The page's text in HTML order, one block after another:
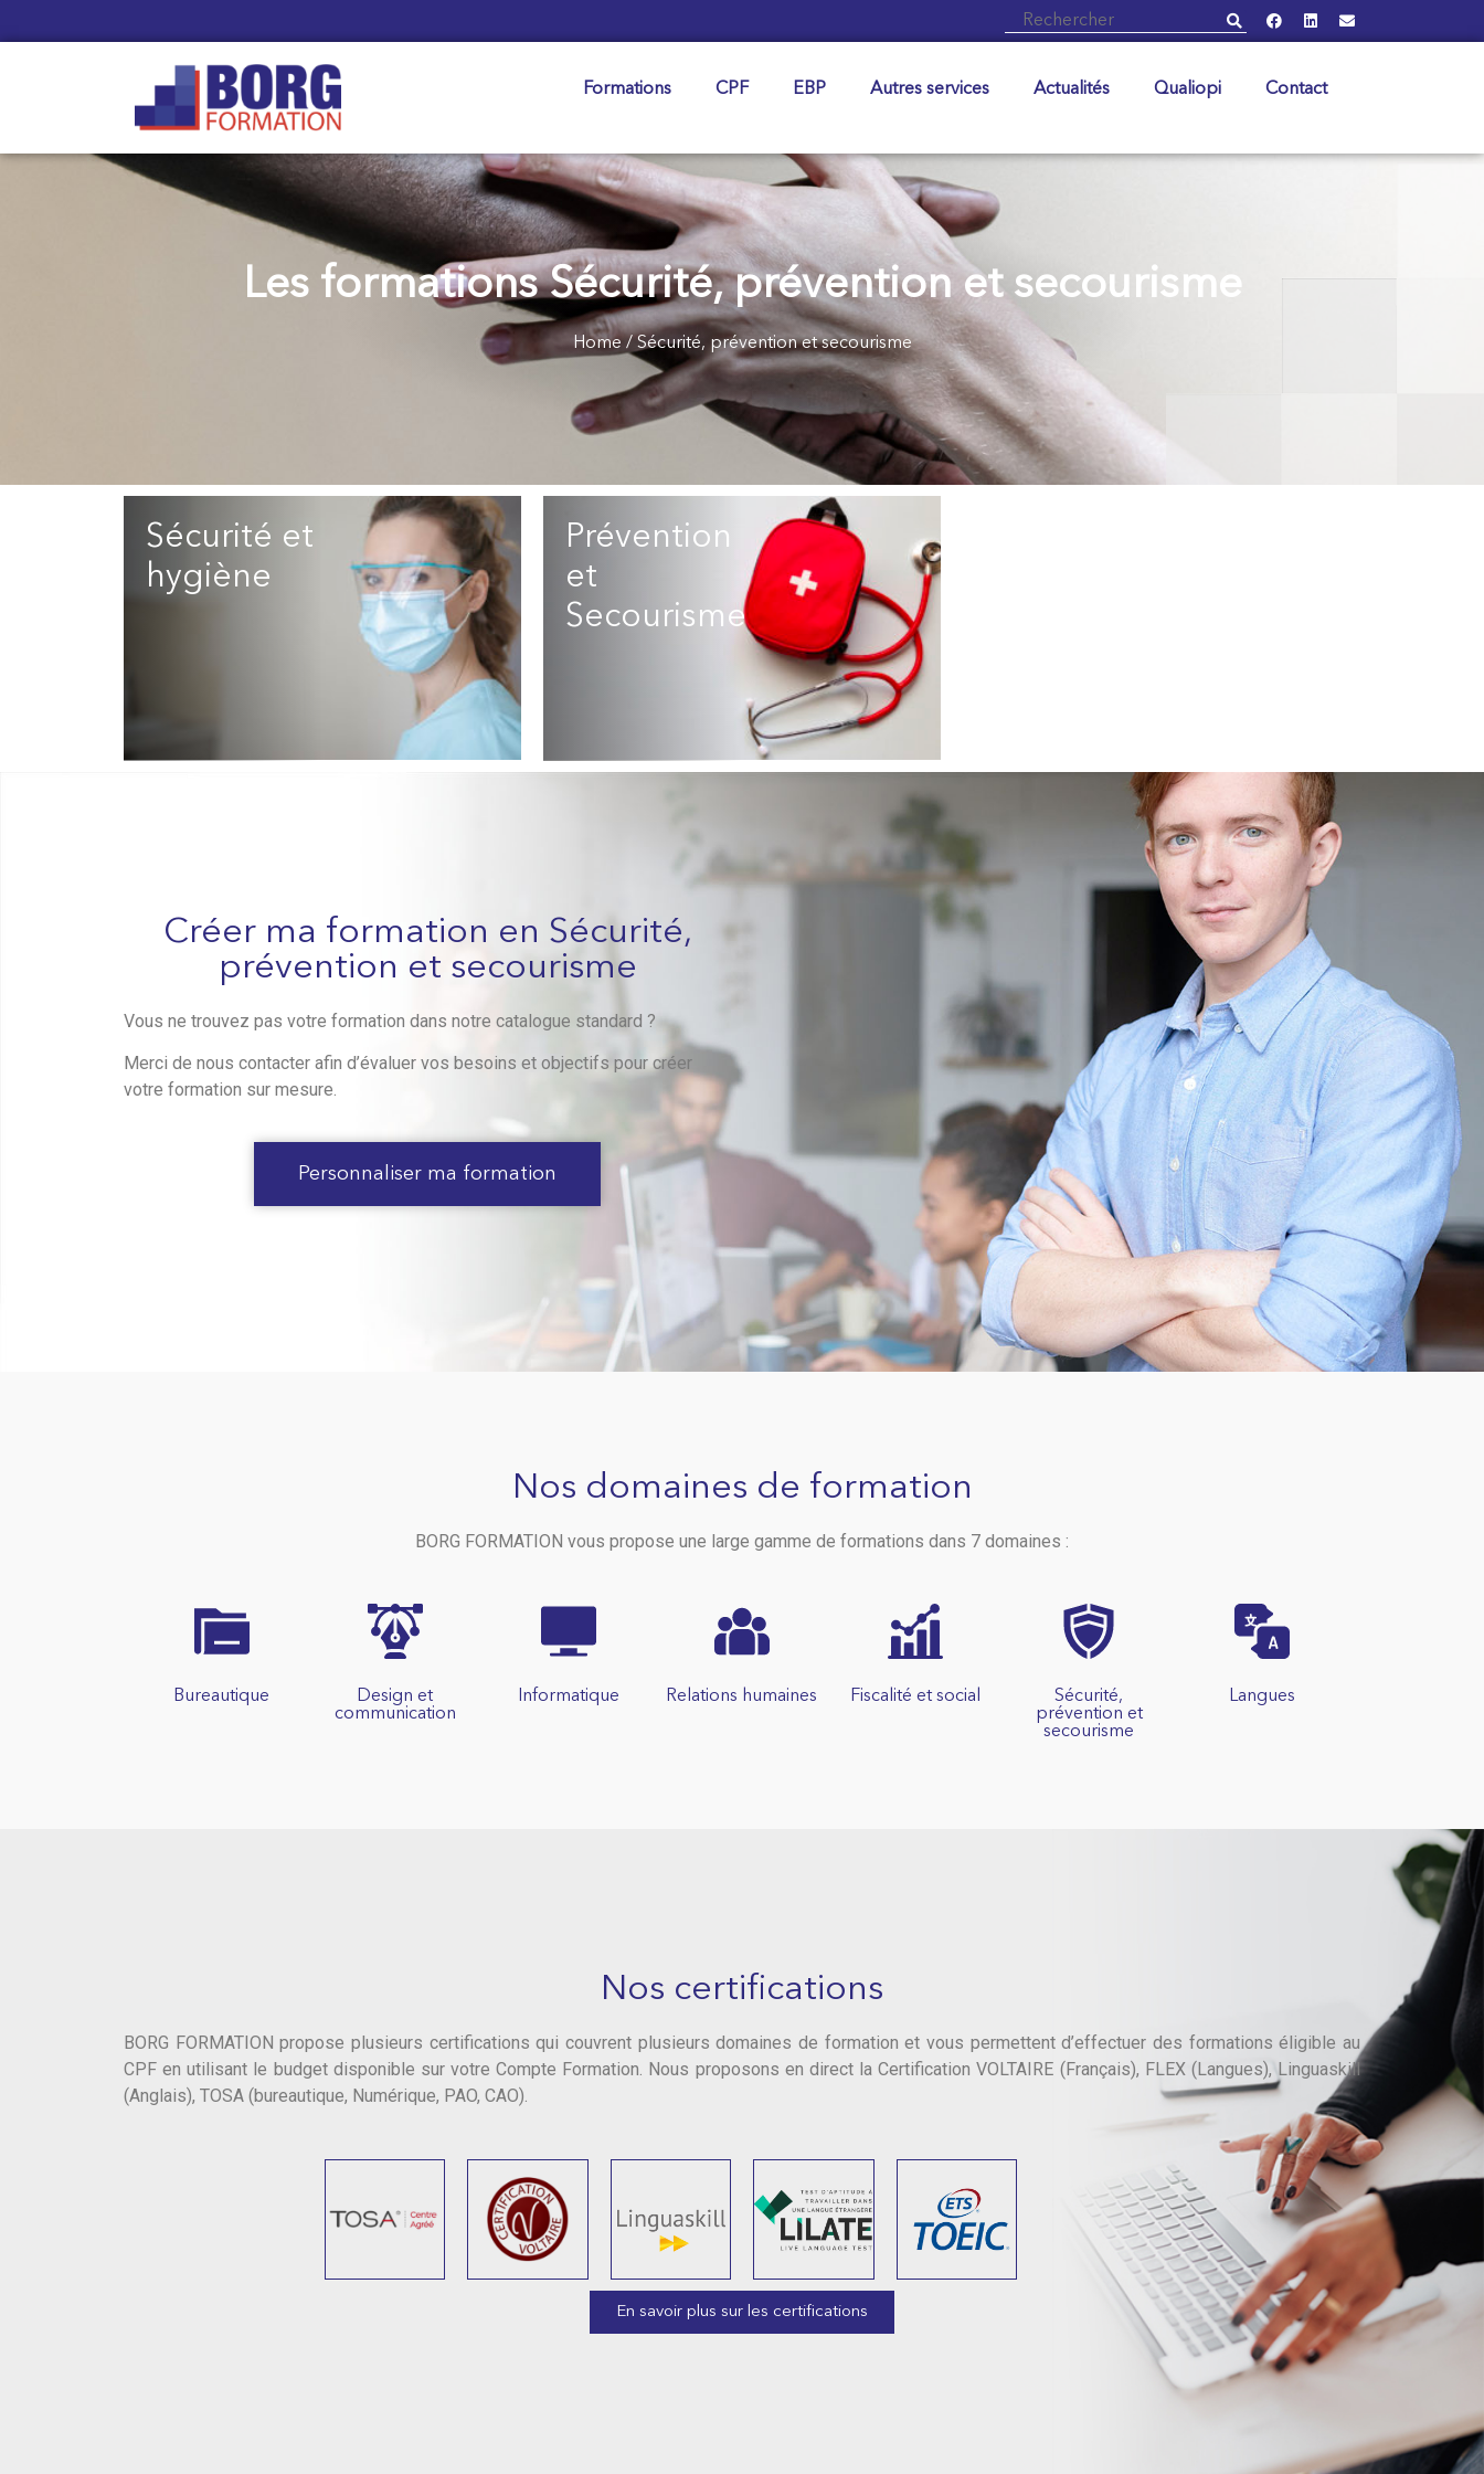
Formations CPF EBP Autres services Actualités Qualiopi Contact
Les formations Sécurité, prévention et secourisme
Home / Sécurité, prévention et secourisme
Sécurité et
hygiène
Prévention
et
Secourisme
Créer ma formation en Sécurité,
prévention et secourisme
Vous ne trouvez pas votre formation dans notre catalogue standard ?
Merci de nous contacter afin d’évaluer vos besoins et objectifs pour créer
votre formation sur mesure.
Personnaliser ma formation
Nos domaines de formation
BORG FORMATION vous propose une large gamme de formations dans 7 domaines :
Bureautique
Design et
communication
Informatique Relations humaines Fiscalité et social
Sécurité,
prévention et
secourisme
Langues
Nos certifications
BORG FORMATION propose plusieurs certifications qui couvrent plusieurs domaines de formation et vous permettent d’effectuer des formations éligible au
CPF en utilisant le budget disponible sur votre Compte Formation. Nous proposons en direct la Certification VOLTAIRE (Français), FLEX (Langues), Linguaskill
(Anglais), TOSA (bureautique, Numérique, PAO, CAO).
En savoir plus sur les certifications